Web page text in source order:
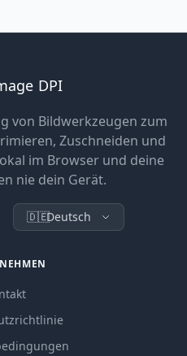
DPI
von Bildwerkzeugen zum
Zuschneiden und
im Browser und deine
nie dein Gerät.
🇩🇪Deutsch